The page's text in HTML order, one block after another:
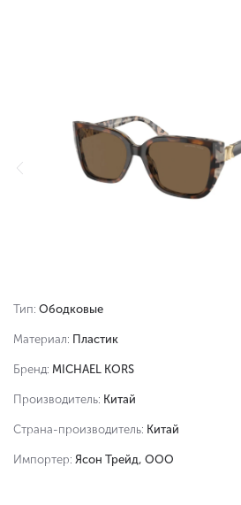
Тип: Ободковые
Материал: Пластик
Бренд: MICHAEL KORS
Производитель: Китай
Страна-производитель: Китай
Импортер: Ясон Трейд, ООО